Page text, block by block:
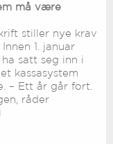
må være
stiller nye krav
1. januar
satt seg inn i
kassasystem
– Ett år går fort.
råder